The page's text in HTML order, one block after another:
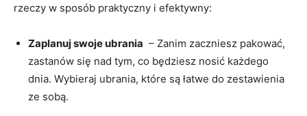
rzeczy w sposób praktyczny i efektywny:
Zaplanuj swoje ubrania ⁣ – ‍Zanim ‌zaczniesz pakować,⁣
zastanów ‍się nad tym, co będziesz nosić każdego
dnia.⁤ Wybieraj ubrania, które są łatwe do zestawienia
ze ⁤sobą.